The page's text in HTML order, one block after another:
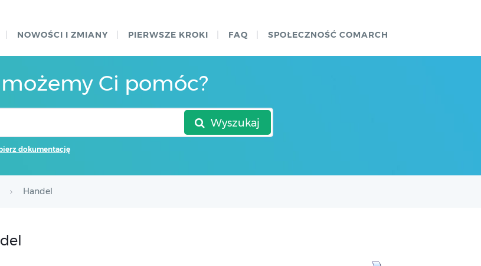
NOWOŚCI I ZMIANY PIERWSZE KROKI FAQ SPOŁECZNOŚĆ COMARCH
Ci pomóc?
Wyszukaj
dokumentację
Handel